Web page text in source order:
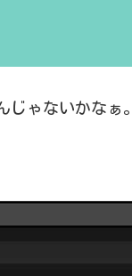
・情報過多で、見に
ゃないかなぁ。